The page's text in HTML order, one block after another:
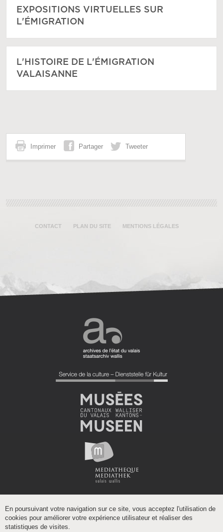
EXPOSITIONS VIRTUELLES SUR
L'ÉMIGRATION
L'HISTOIRE DE L'ÉMIGRATION
VALAISANNE
Imprimer Partager Tweeter
CONTACT PLAN DU SITE MENTIONS LÉGALES
En poursuivant votre navigation sur ce site, vous acceptez l'utilisation de
cookies pour améliorer votre expérience utilisateur et réaliser des
statistiques de visites.